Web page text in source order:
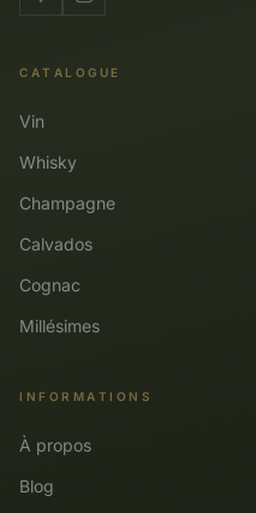
CATALOGUE
Vin
Whisky
Champagne
Calvados
Cognac
Millésimes
INFORMATIONS
À propos
Blog